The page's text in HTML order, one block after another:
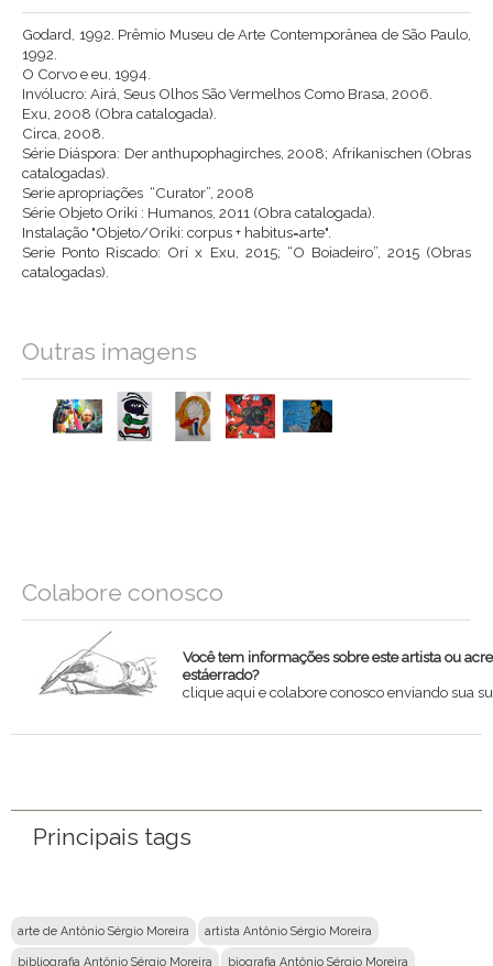
Godard, 1992. Prêmio Museu de Arte Contemporânea de São Paulo,
1992.
O Corvo e eu, 1994.
Invólucro: Airá, Seus Olhos São Vermelhos Como Brasa, 2006.
Exu, 2008 (Obra catalogada).
Circa, 2008.
Série Diáspora: Der anthupophagirches, 2008; Afrikanischen (Obras
catalogadas).
Serie apropriações “Curator”, 2008
Série Objeto Oriki : Humanos, 2011 (Obra catalogada).
Instalação "Objeto/Oriki: corpus + habitus=arte".
Serie Ponto Riscado: Orí x Exu, 2015; “O Boiadeiro”, 2015 (Obras
catalogadas).
Outras imagens
Colabore conosco
Você tem informações sobre este artista ou
estáerrado?
clique aqui e colabore conosco enviando sua
Principais tags
arte de Antônio Sérgio Moreira artista Antônio Sérgio Moreira
bibliografia Antônio Sérgio Moreira biografia Antônio Sérgio Moreira